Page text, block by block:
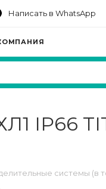
Написать в WhatsApp
IP66
системы (в